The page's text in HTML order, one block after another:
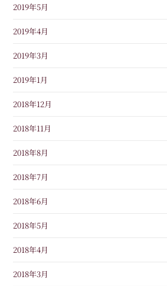
2019年5月
2019年4月
2019年3月
2019年1月
2018年12月
2018年11月
2018年8月
2018年7月
2018年6月
2018年5月
2018年4月
2018年3月